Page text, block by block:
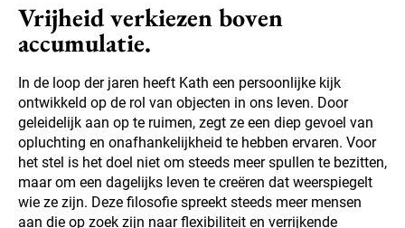
Vrijheid verkiezen boven
accumulatie.
In de loop der jaren heeft Kath een persoonlijke kijk
ontwikkeld op de rol van objecten in ons leven. Door
geleidelijk aan op te ruimen, zegt ze een diep gevoel van
opluchting en onafhankelijkheid te hebben ervaren. Voor
het stel is het doel niet om steeds meer spullen te bezitten,
maar om een dagelijks leven te creëren dat weerspiegelt
wie ze zijn. Deze filosofie spreekt steeds meer mensen
aan die op zoek zijn naar flexibiliteit en verrijkende